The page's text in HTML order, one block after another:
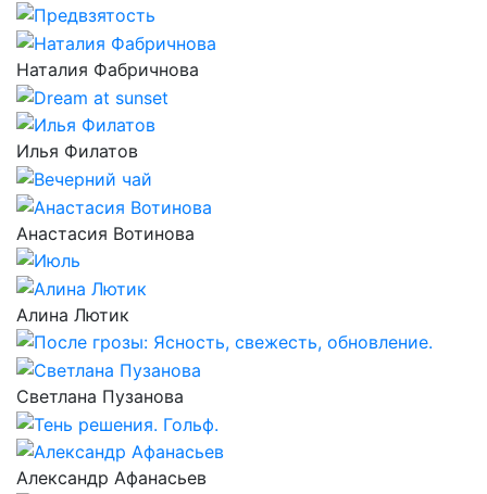
Наталия Фабричнова
Илья Филатов
Анастасия Вотинова
Алина Лютик
Светлана Пузанова
Александр Афанасьев